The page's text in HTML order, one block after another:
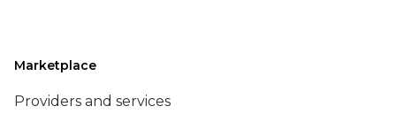
Marketplace
Providers and services